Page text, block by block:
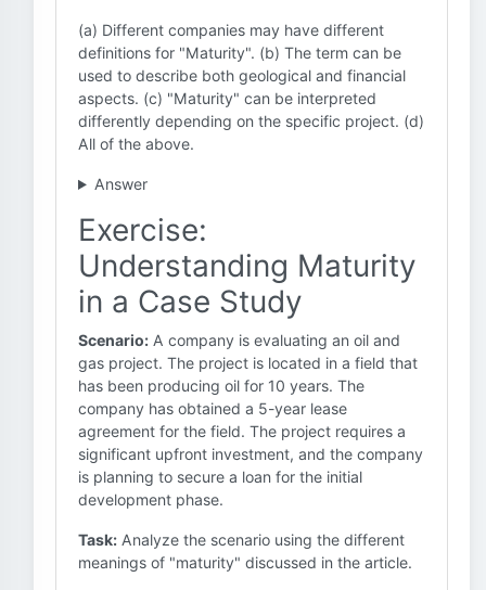
(a) Different companies may have different
definitions for "Maturity". (b) The term can be
used to describe both geological and financial
aspects. (c) "Maturity" can be interpreted
differently depending on the specific project. (d)
All of the above.
Answer
Exercise:
Understanding Maturity
in a Case Study
Scenario: A company is evaluating an oil and
gas project. The project is located in a field that
has been producing oil for 10 years. The
company has obtained a 5-year lease
agreement for the field. The project requires a
significant upfront investment, and the company
is planning to secure a loan for the initial
development phase.
Task: Analyze the scenario using the different
meanings of "maturity" discussed in the article.